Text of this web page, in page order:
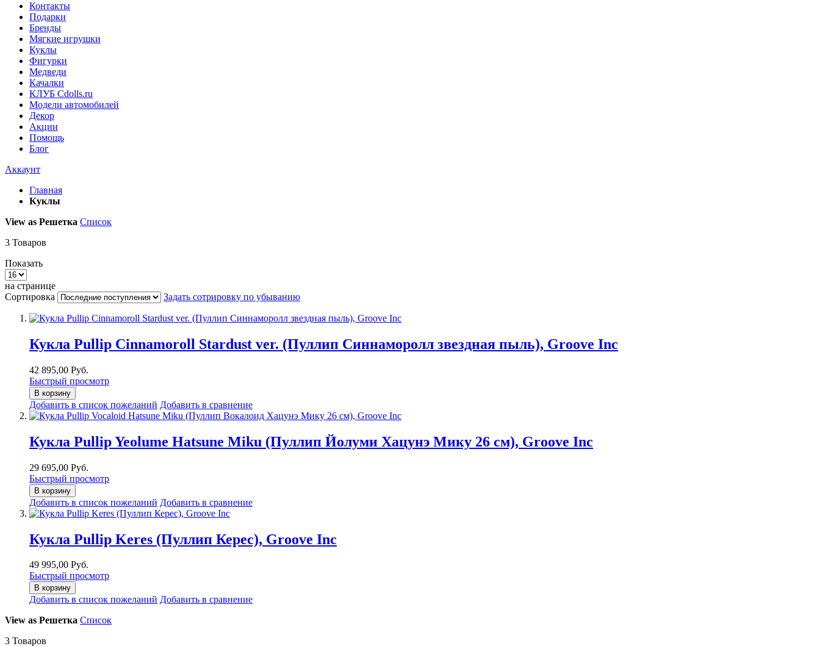
Контакты
Подарки
Бренды
Мягкие игрушки
Куклы
Фигурки
Медведи
Качалки
КЛУБ Cdolls.ru
Модели автомобилей
Декор
Акции
Помощь
Блог
Аккаунт
Главная
Куклы
View as Решетка Список
3 Товаров
Показать
на странице
Сортировка
Задать сотрировку по убыванию
Кукла Pullip Cinnamoroll Stardust ver. (Пуллип Синнаморолл звездная пыль), Groove Inc
42 895,00 Руб.
Быстрый просмотр
В корзину
Добавить в список пожеланий Добавить в сравнение
Кукла Pullip Yeolume Hatsune Miku (Пуллип Йолуми Хацунэ Мику 26 см), Groove Inc
29 695,00 Руб.
Быстрый просмотр
В корзину
Добавить в список пожеланий Добавить в сравнение
Кукла Pullip Keres (Пуллип Керес), Groove Inc
49 995,00 Руб.
Быстрый просмотр
В корзину
Добавить в список пожеланий Добавить в сравнение
View as Решетка Список
3 Товаров